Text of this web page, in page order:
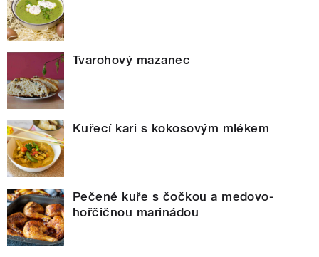
Tvarohový mazanec
Kuřecí kari s kokosovým mlékem
Pečené kuře s čočkou a medovo-
hořčičnou marinádou